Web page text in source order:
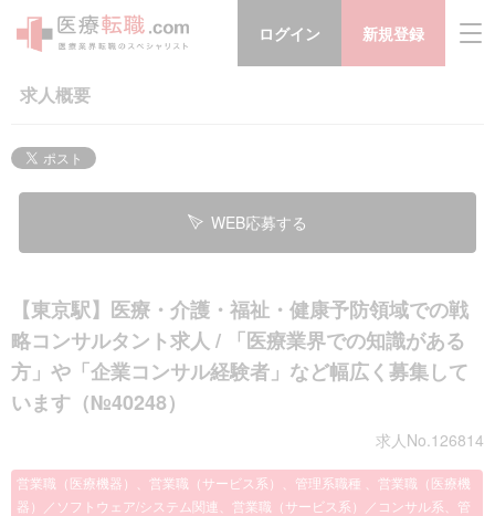
ログイン 新規登録
求人概要
WEB応募する
【東京駅】医療・介護・福祉・健康予防領域での戦
略コンサルタント求人 / 「医療業界での知識がある
方」や「企業コンサル経験者」など幅広く募集して
います（№40248）
求人No.126814
営業職（医療機器）、営業職（サービス系）、管理系職種 、営業職（医療機
器）／ソフトウェア/システム関連、営業職（サービス系）／コンサル系、管